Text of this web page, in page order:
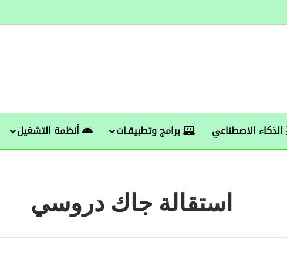
الذكاء الاصطناعي برامج وتطبيقـات أنظمة التشغيل
استقالة جاك دروسي